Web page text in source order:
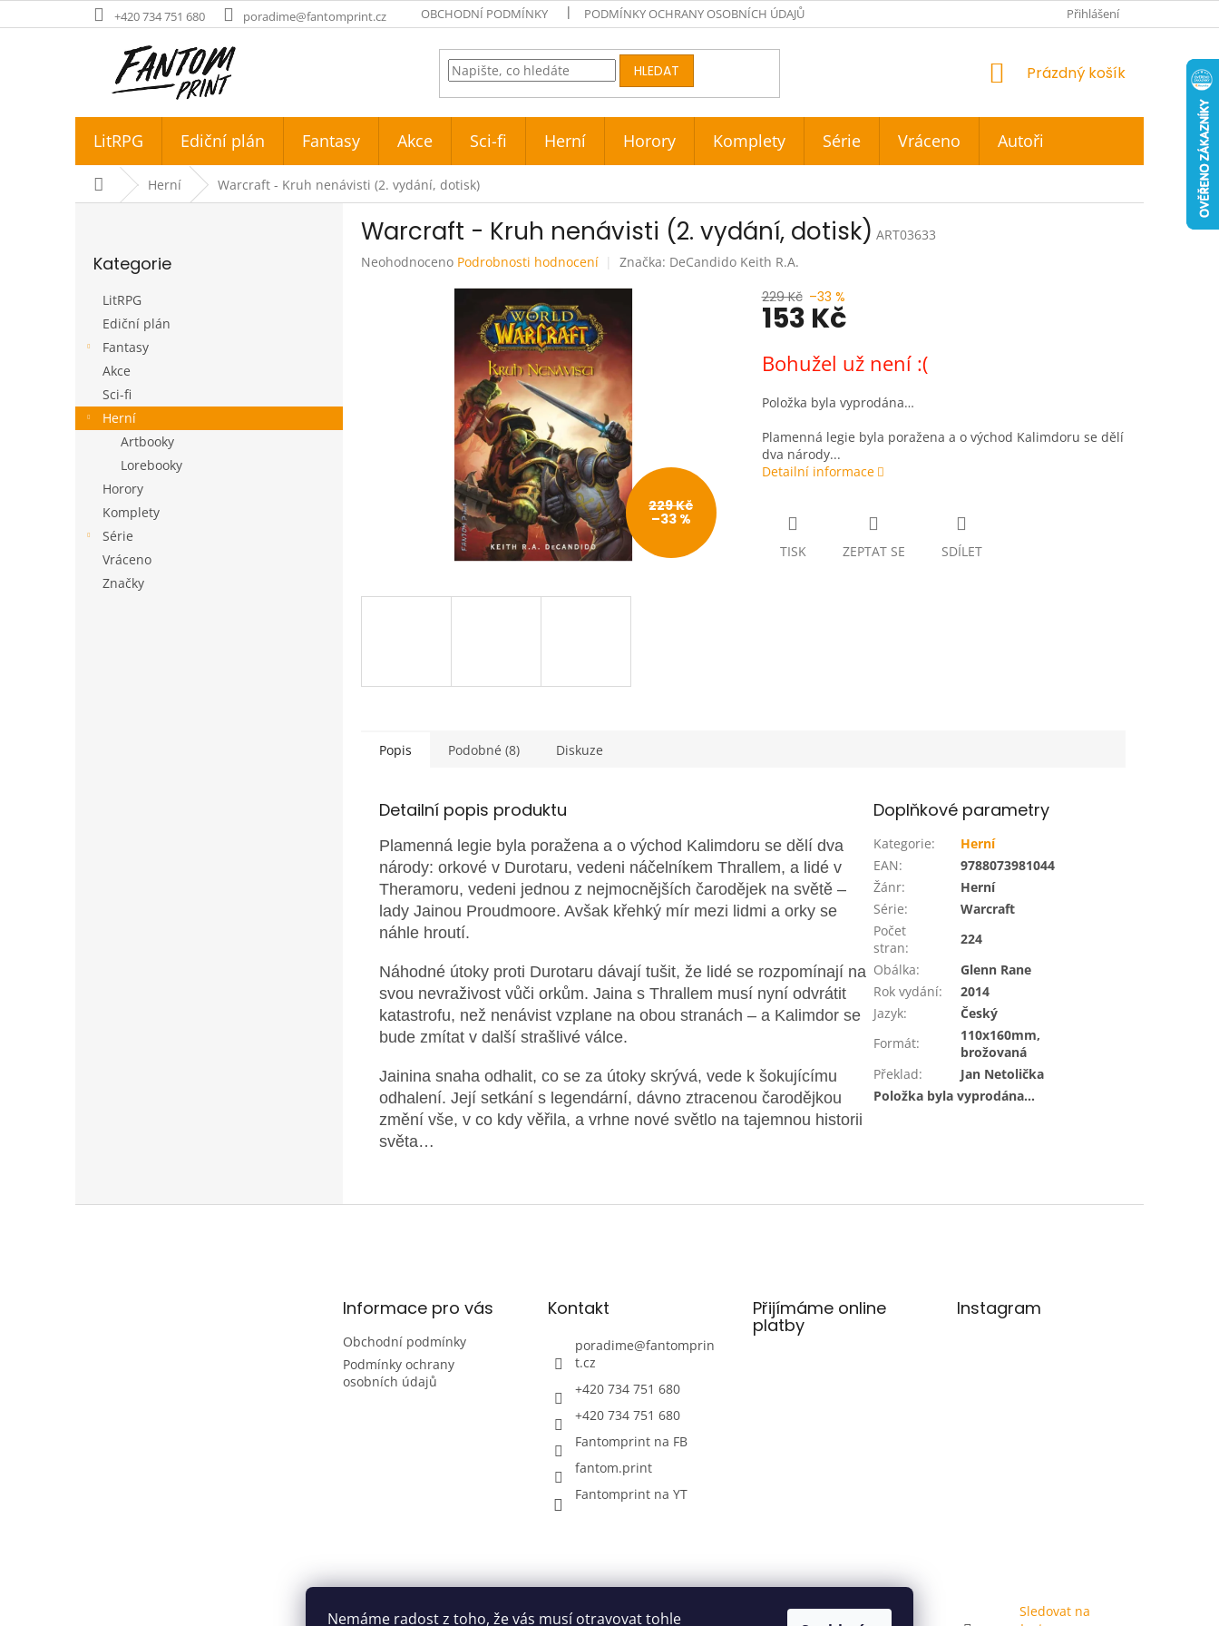
Nemáme radost z toho, že vás musí otravovat tohle
na
+420 734 751 680 poradime@fantomprint.cz OBCHODNÍ PODMÍNKY PODMÍNKY OCHRANY OSOBNÍCH ÚDAJŮ Přihlášení
HLEDAT
NÁKUPNÍ
Prázdný košík
LitRPG Ediční plán Fantasy Akce Sci-fi Herní Horory Komplety Série Vráceno Autoři
Domů Herní Warcraft - Kruh nenávisti (2. vydání, dotisk)
a
n
kategorie
Kategorie
LitRPG
Ediční plán
Fantasy
Akce
Sci-fi
Herní
Artbooky
Lorebooky
Horory
Komplety
Série
Vráceno
Značky
Warcraft - Kruh nenávisti (2. vydání, dotisk) ART03633
Průměrné
Neohodnoceno Podrobnosti hodnocení Značka: DeCandido Keith R.A.
229 Kč
–33 %
229 Kč –33 %
153 Kč
cena:
Bohužel už není :(
Položka byla vyprodána…
Plamenná legie byla poražena a o východ Kalimdoru se dělí
dva národy...
Detailní informace
TISK ZEPTAT SE SDÍLET
Popis Podobné (8) Diskuze
Detailní popis produktu
Plamenná legie byla poražena a o východ Kalimdoru se dělí dva
národy: orkové v Durotaru, vedeni náčelníkem Thrallem, a lidé v
Theramoru, vedeni jednou z nejmocnějších čarodějek na světě –
lady Jainou Proudmoore. Avšak křehký mír mezi lidmi a orky se
náhle hroutí.
Náhodné útoky proti Durotaru dávají tušit, že lidé se rozpomínají na
svou nevraživost vůči orkům. Jaina s Thrallem musí nyní odvrátit
katastrofu, než nenávist vzplane na obou stranách – a Kalimdor se
bude zmítat v další strašlivé válce.
Jainina snaha odhalit, co se za útoky skrývá, vede k šokujícímu
odhalení. Její setkání s legendární, dávno ztracenou čarodějkou
změní vše, v co kdy věřila, a vrhne nové světlo na tajemnou historii
světa…
Doplňkové parametry
Kategorie:
Herní
EAN:
9788073981044
Žánr:
Herní
Série:
Warcraft
Počet
stran:
224
Obálka:
Glenn Rane
Rok vydání:
2014
Jazyk:
Český
Formát:
110x160mm,
brožovaná
Překlad:
Jan Netolička
Položka byla vyprodána…
Informace pro vás
Obchodní podmínky
Podmínky ochrany
osobních údajů
Kontakt
poradime@fantomprin
t.cz
+420 734 751 680
+420 734 751 680
Fantomprint na FB
fantom.print
Fantomprint na YT
Přijímáme online
platby
Instagram
Sledovat na